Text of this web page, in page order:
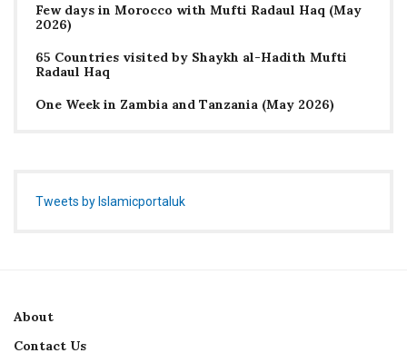
Few days in Morocco with Mufti Radaul Haq (May
2026)
65 Countries visited by Shaykh al-Hadith Mufti
Radaul Haq
One Week in Zambia and Tanzania (May 2026)
Tweets by Islamicportaluk
About
Contact Us